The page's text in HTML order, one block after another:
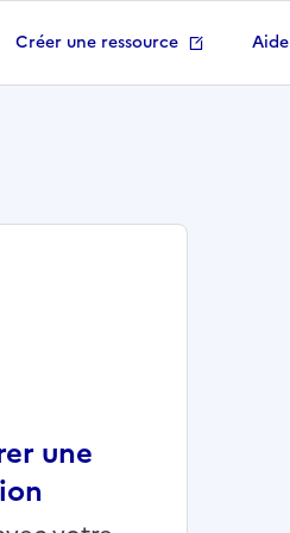
Créer une ressource Aide
une